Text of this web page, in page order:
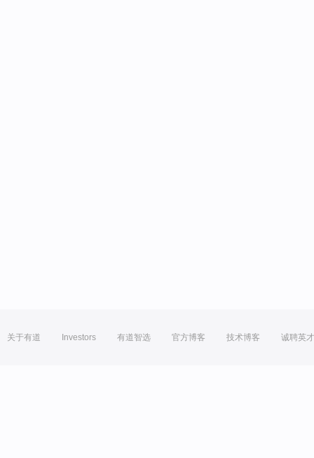
关于有道 Investors 有道智选 官方博客 技术博客 诚聘英才